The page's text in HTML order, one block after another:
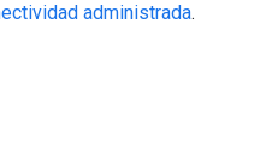
administrada.